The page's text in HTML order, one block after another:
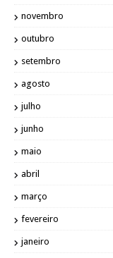
novembro
outubro
setembro
agosto
julho
junho
maio
abril
março
fevereiro
janeiro